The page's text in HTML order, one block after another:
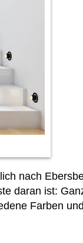
nach
daran ist:
Farben